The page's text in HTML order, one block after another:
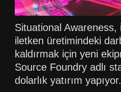
Situational Awareness,
iletken üretimindeki
kaldırmak için yeni
Source Foundry adlı
dolarlık yatırım yapıyor.